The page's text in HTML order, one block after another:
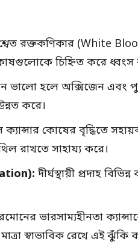
রক্তকণিকার (White
চিহ্নিত করে ধ্বংস
ভালো হলে অক্সিজেন এবং
করে।
ক্যান্সার কোষের বৃদ্ধিতে
রাখতে সাহায্য করে।
দীর্ঘস্থায়ী প্রদাহ
ভারসাম্যহীনতা
স্বাভাবিক রেখে এই ঝুঁকি